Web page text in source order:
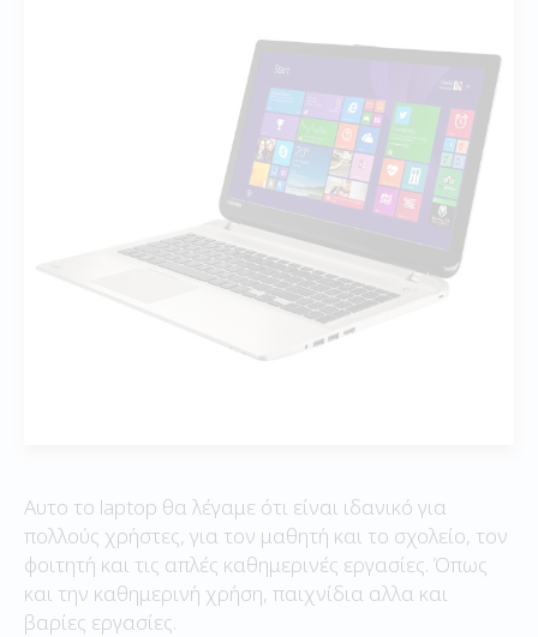
Αυτο το laptop θα λέγαμε ότι είναι ιδανικό για
πολλούς χρήστες, για τον μαθητή και το σχολείο, τον
φοιτητή και τις απλές καθημερινές εργασίες. Όπως
και την καθημερινή χρήση, παιχνίδια αλλα και
βαρίες εργασίες.